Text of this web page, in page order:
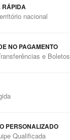
RÁPIDA
nacional
NO PAGAMENTO
e Boletos
PERSONALIZADO
Qualificada